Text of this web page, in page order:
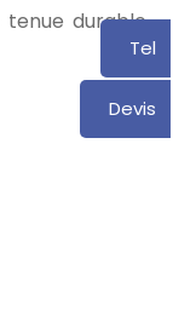
tenue durable
Tel
Devis